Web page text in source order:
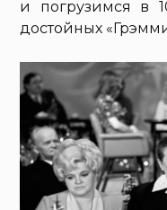
и погрузимся в
достойных